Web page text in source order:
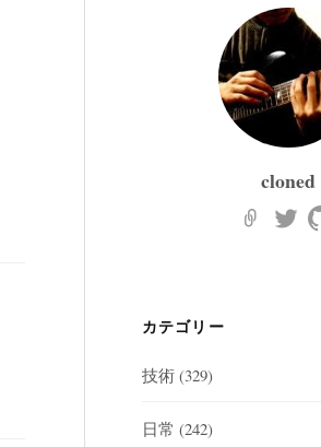
cloned
カテゴリー
技術 (329)
日常 (242)